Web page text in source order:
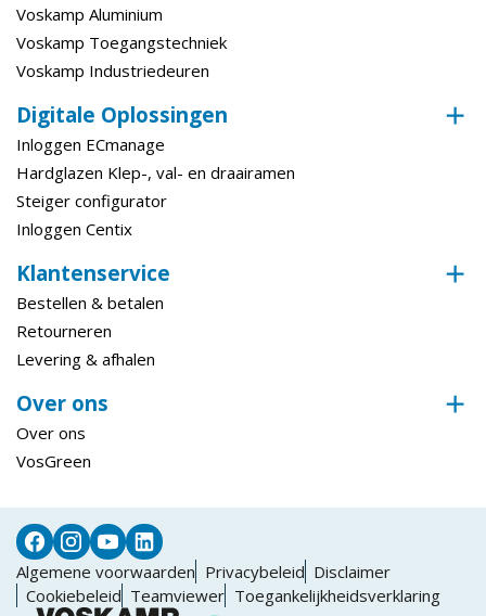
Voskamp Aluminium
Voskamp Toegangstechniek
Voskamp Industriedeuren
Digitale Oplossingen
Inloggen ECmanage
Hardglazen Klep-, val- en draairamen
Steiger configurator
Inloggen Centix
Klantenservice
Bestellen & betalen
Retourneren
Levering & afhalen
Over ons
Over ons
VosGreen
Algemene voorwaarden Privacybeleid Disclaimer
Cookiebeleid Teamviewer Toegankelijkheidsverklaring